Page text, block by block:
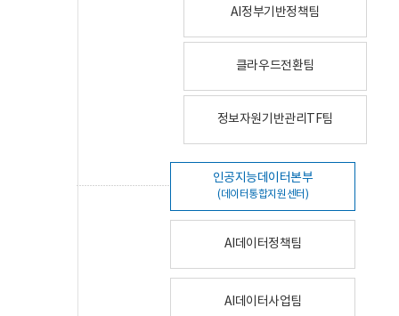
AI정부기반정책팀
클라우드전환팀
정보자원기반관리TF팀
인공지능데이터본부
(데이터통합지원센터)
AI데이터정책팀
AI데이터사업팀